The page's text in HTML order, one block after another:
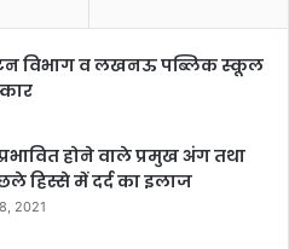
विभाग व लखनऊ पब्लिक स्कूल
होने वाले प्रमुख अंग तथा
हिस्से में दर्द का इलाज
2021